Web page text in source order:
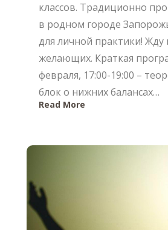
классов. Традиционно
в родном городе
для личной практики! Жду
желающих. Краткая
февраля, 17:00-19:00 –
блок о нижних балансах…
Read More